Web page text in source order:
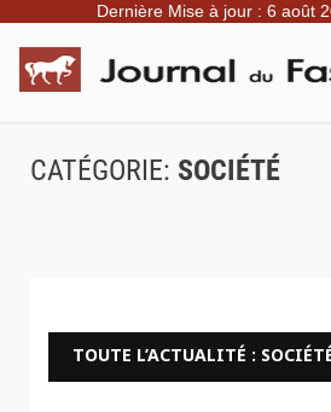
Dernière Mise à jour : 6 août
CATÉGORIE: SOCIÉTÉ
TOUTE L’ACTUALITÉ :